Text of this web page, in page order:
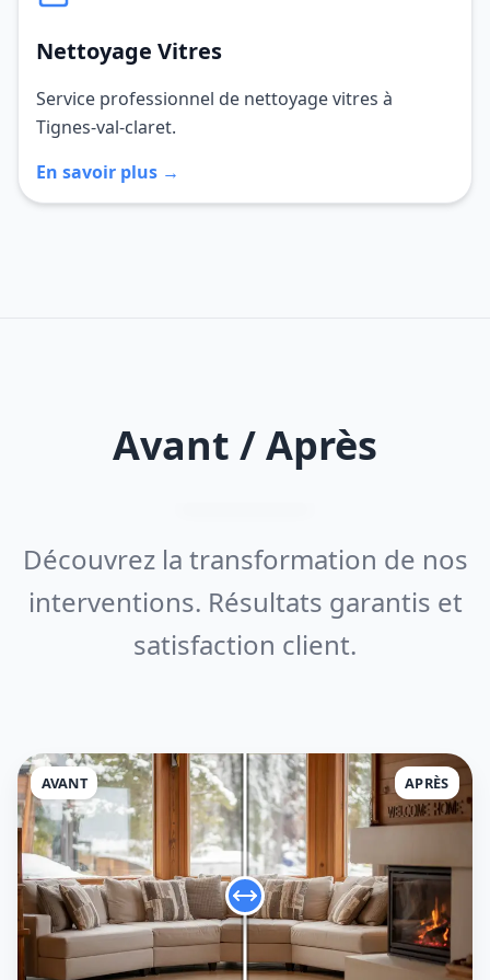
Nettoyage Vitres
Service professionnel de nettoyage vitres à
Tignes-val-claret.
En savoir plus →
Avant / Après
Découvrez la transformation de nos
interventions. Résultats garantis et
satisfaction client.
AVANT APRÈS